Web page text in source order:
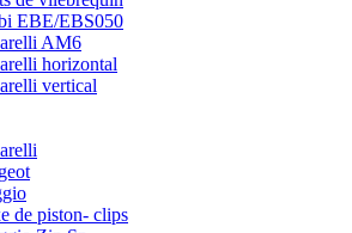
EBE/EBS050
AM6
horizontal
vertical
de piston- clips